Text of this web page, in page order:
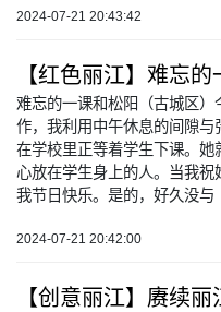
2024-07-21 20:43:42
【红色丽江】难忘的
难忘的一课和松阳（古城区
作，我利用中午休息的间隙
在学校里正等着学生下课。
心放在学生身上的人。当我
我节日快乐。是的，好久没与
2024-07-21 20:42:00
【创意丽江】赓续